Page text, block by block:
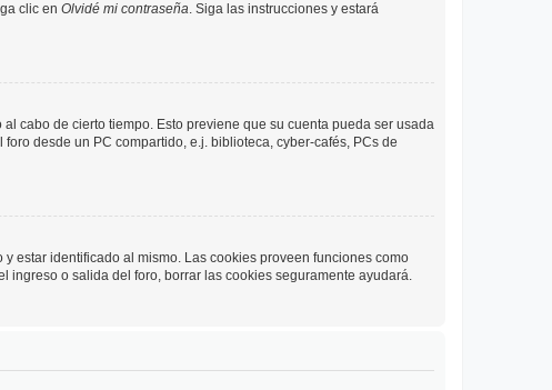
clic en Olvidé mi contraseña. Siga las instrucciones y estará
cabo de cierto tiempo. Esto previene que su cuenta pueda ser usada
desde un PC compartido, e.j. biblioteca, cyber-cafés, PCs de
estar identificado al mismo. Las cookies proveen funciones como
ingreso o salida del foro, borrar las cookies seguramente ayudará.